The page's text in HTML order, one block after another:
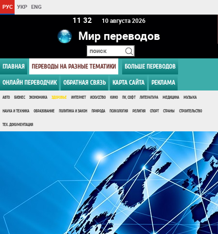
РУС УКР ENG
11:32 10 августа 2026
Мир переводов
ГЛАВНАЯ ПЕРЕВОДЫ НА РАЗНЫЕ ТЕМАТИКИ БОЛЬШЕ ПЕРЕВОДОВ
ОНЛАЙН ПЕРЕВОДЧИК ОБРАТНАЯ СВЯЗЬ КАРТА САЙТА РЕКЛАМА
АВТО БИЗНЕС ЭКОНОМИКА ЗДОРОВЬЕ ИНТЕРНЕТ ИСКУССТВО КИНО ПК, СОФТ ЛИТЕРАТУРА МЕДИЦИНА МУЗЫКА
НАУКА И ТЕХНИКА ОБРАЗОВАНИЕ ПОЛИТИКА И ЗАКОН ПРИРОДА ПСИХОЛОГИЯ РЕЛИГИЯ СПОРТ СТРАНЫ СТРОИТЕЛЬСТВО
ТЕХ. ДОКУМЕНТАЦИЯ